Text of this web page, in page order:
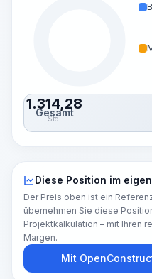
1.314,28
Std.
Gesamt
Diese Position im
Der Preis oben ist ein
übernehmen Sie diese
Projektkalkulation – mit Ihren
Margen.
Mit